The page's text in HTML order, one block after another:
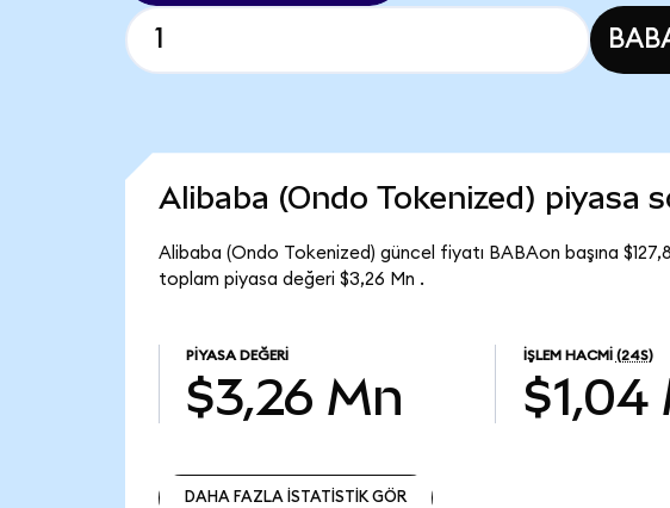
Alibaba (Ondo Tokenized) piyasa
Alibaba (Ondo Tokenized) güncel fiyatı BABAon başına
toplam piyasa değeri $3,26 Mn .
PIYASA DEĞERI
$3,26 Mn
İŞLEM HACMI (24S)
$1,04
DAHA FAZLA İSTATİSTİK GÖR